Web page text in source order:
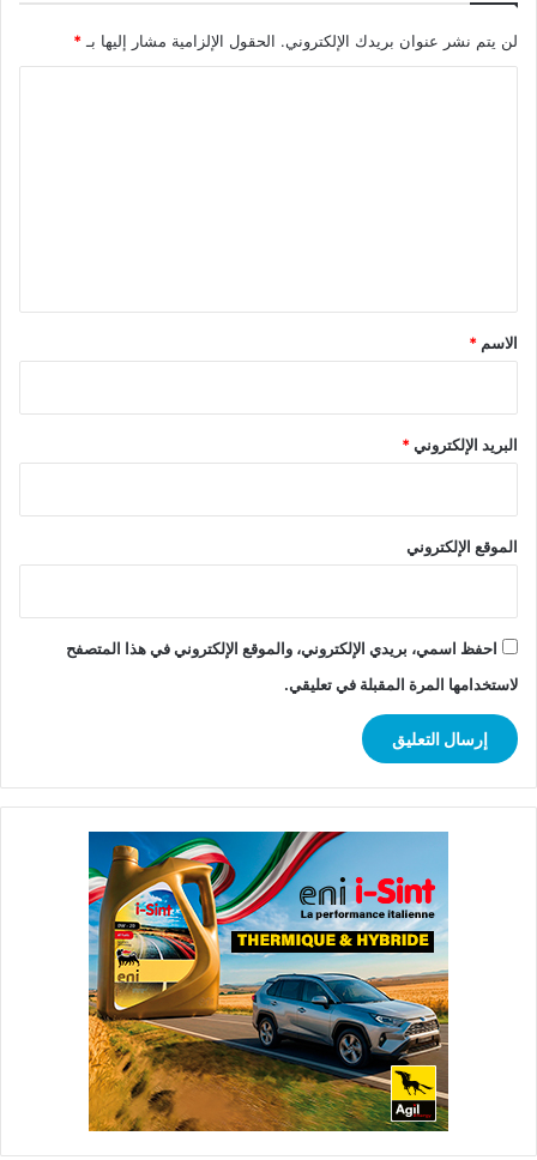
لن يتم نشر عنوان بريدك الإلكتروني. الحقول الإلزامية مشار إليها بـ *
*
الاسم *
البريد الإلكتروني*
الموقع الإلكتروني
احفظ اسمي، بريدي الإلكتروني، والموقع الإلكتروني في هذا المتصفح
لاستخدامها المرة المقبلة في تعليقي.